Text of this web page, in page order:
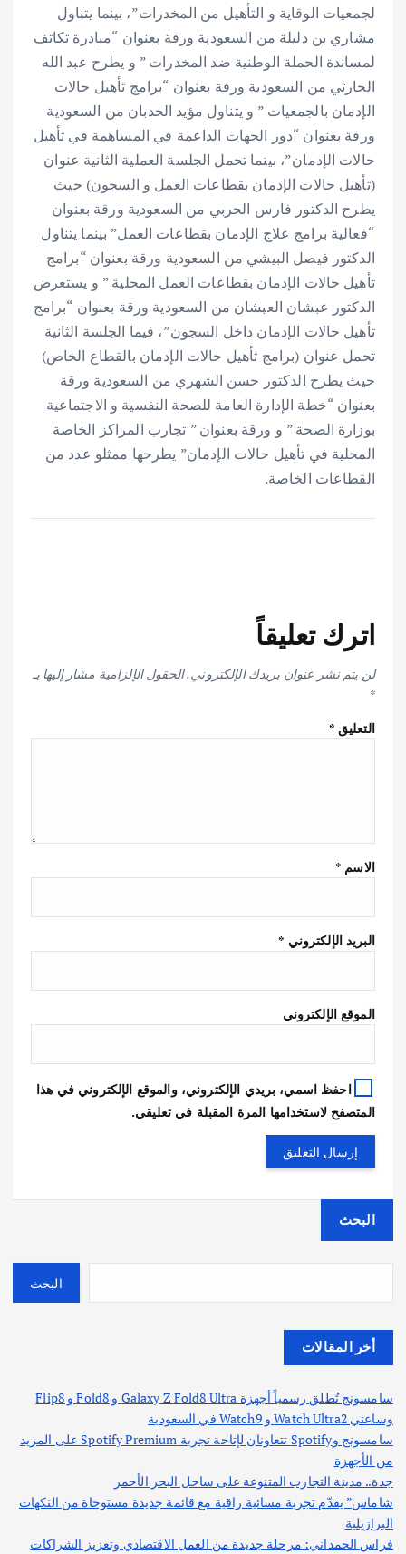
لجمعيات الوقاية و التأهيل من المخدرات”، بينما يتناول
مشاري بن دليلة من السعودية ورقة بعنوان “مبادرة تكاتف
لمساندة الحملة الوطنية ضد المخدرات ” و يطرح عبد الله
الحارثي من السعودية ورقة بعنوان “برامج تأهيل حالات
الإدمان بالجمعيات ” و يتناول مؤيد الحدبان من السعودية
ورقة بعنوان “دور الجهات الداعمة في المساهمة في تأهيل
حالات الإدمان”، بينما تحمل الجلسة العملية الثانية عنوان
(تأهيل حالات الإدمان بقطاعات العمل و السجون) حيث
يطرح الدكتور فارس الحربي من السعودية ورقة بعنوان
“فعالية برامج علاج الإدمان بقطاعات العمل” بينما يتناول
الدكتور فيصل البيشي من السعودية ورقة بعنوان “برامج
تأهيل حالات الإدمان بقطاعات العمل المحلية ” و يستعرض
الدكتور عبشان العبشان من السعودية ورقة بعنوان “برامج
تأهيل حالات الإدمان داخل السجون”، فيما الجلسة الثانية
تحمل عنوان (برامج تأهيل حالات الإدمان بالقطاع الخاص)
حيث يطرح الدكتور حسن الشهري من السعودية ورقة
بعنوان “خطة الإدارة العامة للصحة النفسية و الاجتماعية
بوزارة الصحة ” و ورقة بعنوان ” تجارب المراكز الخاصة
المحلية في تأهيل حالات الإدمان” يطرحها ممثلو عدد من
القطاعات الخاصة.
اترك تعليقاً
لن يتم نشر عنوان بريدك الإلكتروني.الحقول الإلزامية مشار إليها بـ
*
التعليق*
الاسم *
البريد الإلكتروني *
الموقع الإلكتروني
احفظ اسمي، بريدي الإلكتروني، والموقع الإلكتروني في هذا
المتصفح لاستخدامها المرة المقبلة في تعليقي.
البحث
البحث
أخر المقالات
سامسونج تُطلق رسمياً أجهزة Galaxy Z Fold8 Ultra و Fold8 و Flip8
وساعتي Watch Ultra2 و Watch9 في السعودية
سامسونج وSpotify تتعاونان لإتاحة تجربة Spotify Premium على المزيد
من الأجهزة
جدة.. مدينة التجارب المتنوعة على ساحل البحر الأحمر
شاماس” يقدّم تجربة مسائية راقية مع قائمة جديدة مستوحاة من النكهات
البرازيلية
فراس الحمداني: مرحلة جديدة من العمل الاقتصادي وتعزيز الشراكات